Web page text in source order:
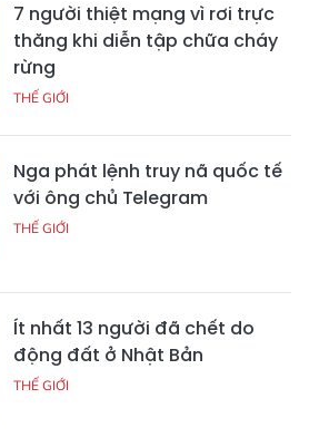
7 người thiệt mạng vì rơi trực
thăng khi diễn tập chữa cháy
rừng
THẾ GIỚI
Nga phát lệnh truy nã quốc tế
với ông chủ Telegram
THẾ GIỚI
Ít nhất 13 người đã chết do
động đất ở Nhật Bản
THẾ GIỚI